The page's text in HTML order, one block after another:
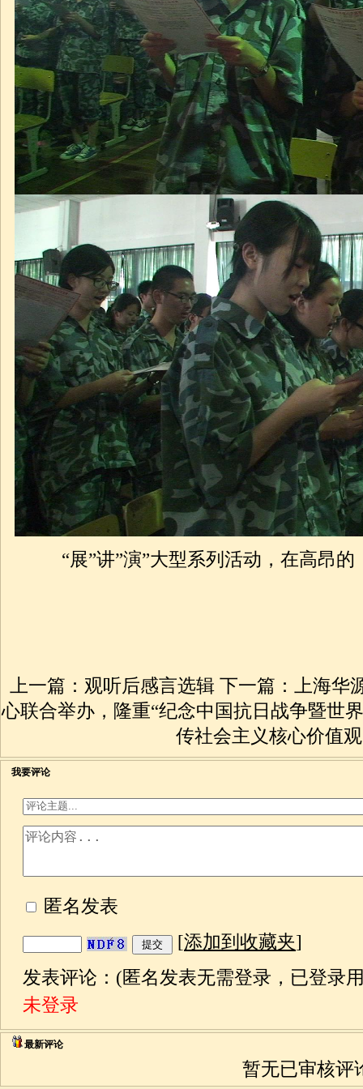
“展”讲”演”大型系列活动，在高昂
上一篇： 观听后感言选辑 下一篇： 上海华
心联合举办，隆重“纪念中国抗日战争暨世
传社会主义核心价值
我要评论
匿名发表
[添加到收藏夹]
发表评论：(匿名发表无需登录，已登录
未登录
最新评论
暂无已审核评